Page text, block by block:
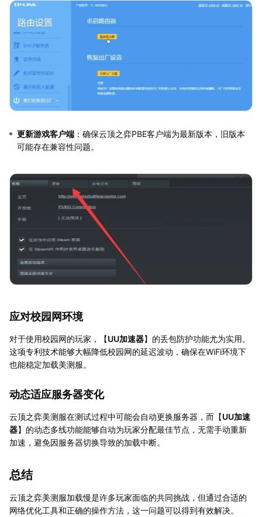
更新游戏客户端 ：确保云顶之弈PBE客户端为最新版本，旧版本
可能存在兼容性问题。
应对校园网环境
对于使用校园网的玩家，【UU加速器】的丢包防护功能尤为实用。
这项专利技术能够大幅降低校园网的延迟波动，确保在WiFi环境下
也能稳定加载美测服。
动态适应服务器变化
云顶之弈美测服在测试过程中可能会自动更换服务器，而【UU加速
器】的动态多线功能能够自动为玩家分配最佳节点，无需手动重新
加速，避免因服务器切换导致的加载中断。
总结
云顶之弈美测服加载慢是许多玩家面临的共同挑战，但通过合适的
网络优化工具和正确的操作方法，这一问题可以得到有效解决。